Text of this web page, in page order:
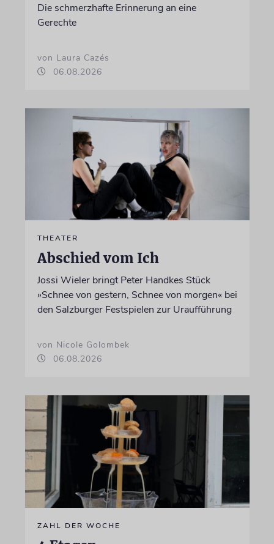
Die schmerzhafte Erinnerung an eine
Gerechte
von Laura Cazés
06.08.2026
THEATER
Abschied vom Ich
Jossi Wieler bringt Peter Handkes Stück
»Schnee von gestern, Schnee von morgen« bei
den Salzburger Festspielen zur Uraufführung
von Nicole Golombek
06.08.2026
ZAHL DER WOCHE